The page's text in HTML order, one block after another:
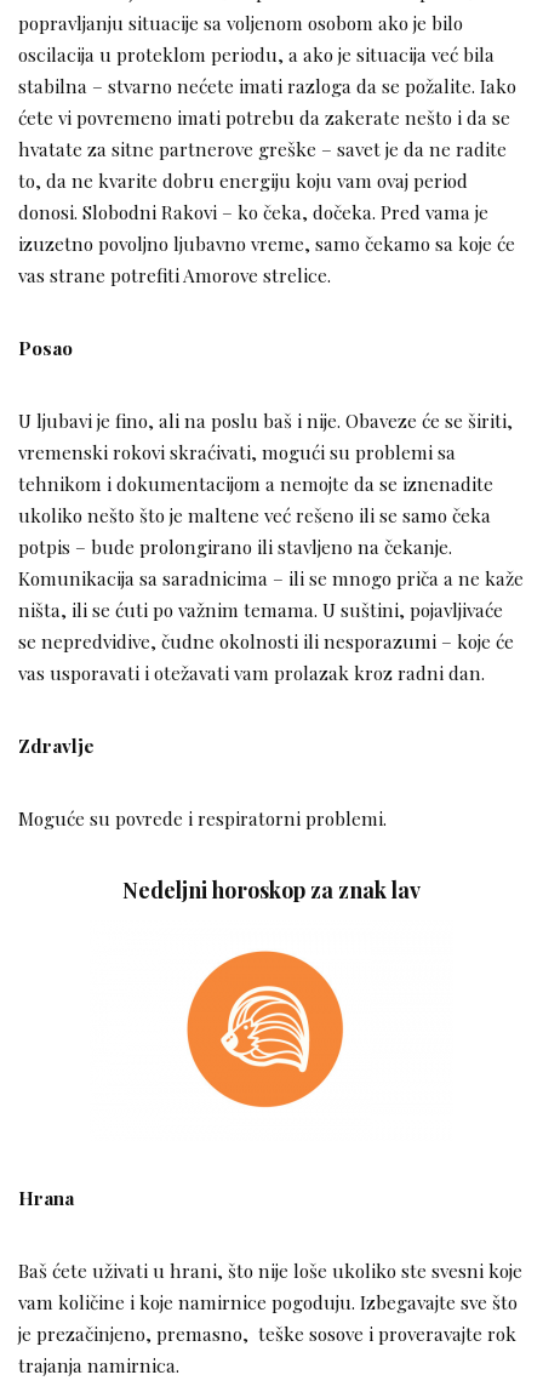
popravljanju situacije sa voljenom osobom ako je bilo
oscilacija u proteklom periodu, a ako je situacija već bila
stabilna – stvarno nećete imati razloga da se požalite. Iako
ćete vi povremeno imati potrebu da zakerate nešto i da se
hvatate za sitne partnerove greške – savet je da ne radite
to, da ne kvarite dobru energiju koju vam ovaj period
donosi. Slobodni Rakovi – ko čeka, dočeka. Pred vama je
izuzetno povoljno ljubavno vreme, samo čekamo sa koje će
vas strane potrefiti Amorove strelice.
Posao
U ljubavi je fino, ali na poslu baš i nije. Obaveze će se širiti,
vremenski rokovi skraćivati, mogući su problemi sa
tehnikom i dokumentacijom a nemojte da se iznenadite
ukoliko nešto što je maltene već rešeno ili se samo čeka
potpis – bude prolongirano ili stavljeno na čekanje.
Komunikacija sa saradnicima – ili se mnogo priča a ne kaže
ništa, ili se ćuti po važnim temama. U suštini, pojavljivaće
se nepredvidive, čudne okolnosti ili nesporazumi – koje će
vas usporavati i otežavati vam prolazak kroz radni dan.
Zdravlje
Moguće su povrede i respiratorni problemi.
Nedeljni horoskop za znak lav
Hrana
Baš ćete uživati u hrani, što nije loše ukoliko ste svesni koje
vam količine i koje namirnice pogoduju. Izbegavajte sve što
je prezačinjeno, premasno, teške sosove i proveravajte rok
trajanja namirnica.